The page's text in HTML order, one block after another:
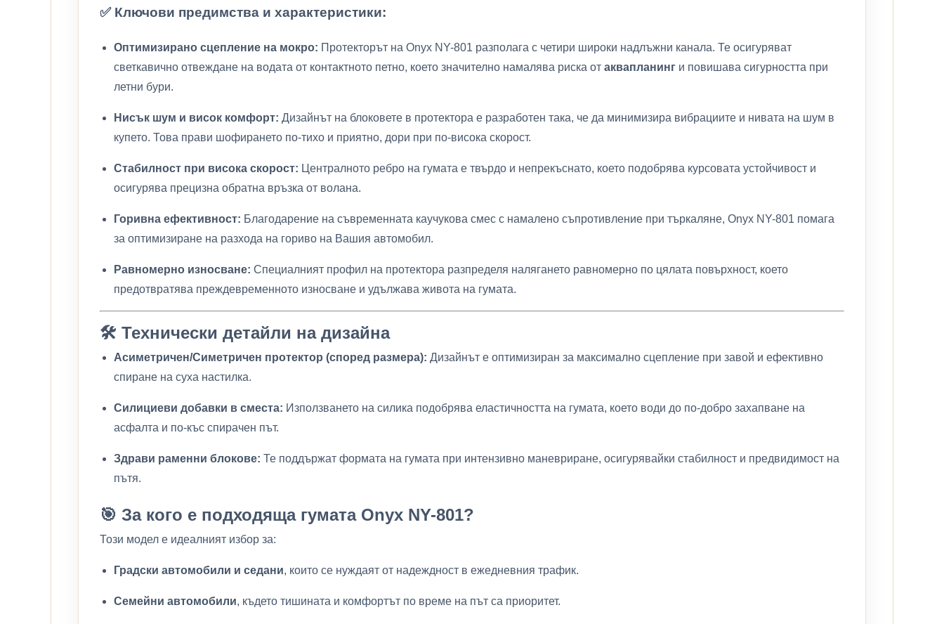
✅ Ключови предимства и характеристики:
Оптимизирано сцепление на мокро: Протекторът на Onyx NY-801 разполага с четири широки надлъжни канала. Те осигуряват
светкавично отвеждане на водата от контактното петно, което значително намалява риска от аквапланинг и повишава сигурността при
летни бури.
Нисък шум и висок комфорт: Дизайнът на блоковете в протектора е разработен така, че да минимизира вибрациите и нивата на шум в
купето. Това прави шофирането по-тихо и приятно, дори при по-висока скорост.
Стабилност при висока скорост: Централното ребро на гумата е твърдо и непрекъснато, което подобрява курсовата устойчивост и
осигурява прецизна обратна връзка от волана.
Горивна ефективност: Благодарение на съвременната каучукова смес с намалено съпротивление при търкаляне, Onyx NY-801 помага
за оптимизиране на разхода на гориво на Вашия автомобил.
Равномерно износване: Специалният профил на протектора разпределя налягането равномерно по цялата повърхност, което
предотвратява преждевременното износване и удължава живота на гумата.
🛠️ Технически детайли на дизайна
Асиметричен/Симетричен протектор (според размера): Дизайнът е оптимизиран за максимално сцепление при завой и ефективно
спиране на суха настилка.
Силициеви добавки в сместа: Използването на силика подобрява еластичността на гумата, което води до по-добро захапване на
асфалта и по-къс спирачен път.
Здрави раменни блокове: Те поддържат формата на гумата при интензивно маневриране, осигурявайки стабилност и предвидимост на
пътя.
🎯 За кого е подходяща гумата Onyx NY-801?
Този модел е идеалният избор за:
Градски автомобили и седани, които се нуждаят от надеждност в ежедневния трафик.
Семейни автомобили, където тишината и комфортът по време на път са приоритет.